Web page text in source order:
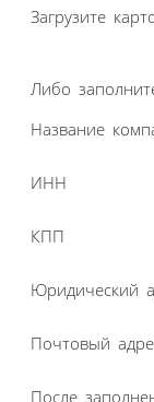
Загрузите
Либо
Название
ИНН
КПП
Юридический
Почтовый
После